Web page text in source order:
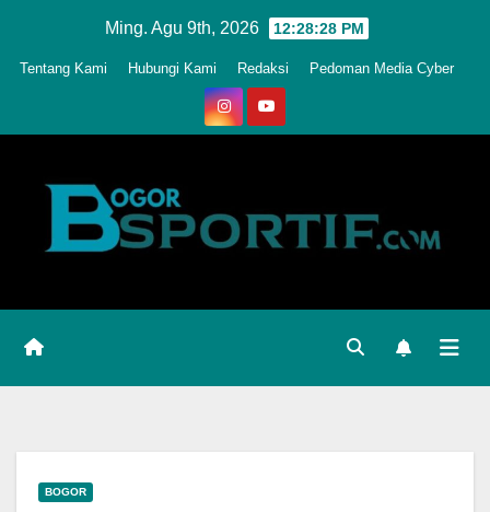
Ming. Agu 9th, 2026 12:28:30 PM
Tentang Kami Hubungi Kami Redaksi Pedoman Media Cyber
BOGOR